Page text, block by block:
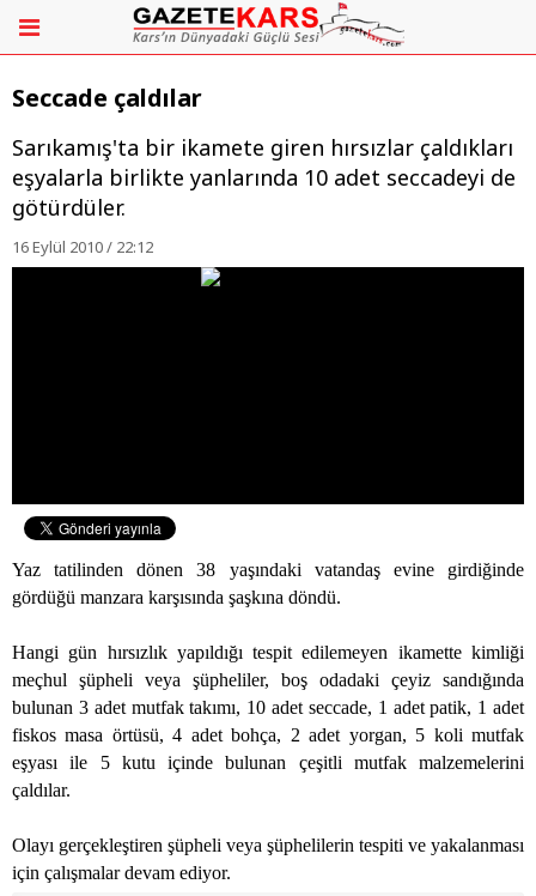
Seccade çaldılar
Sarıkamış'ta bir ikamete giren hırsızlar çaldıkları
eşyalarla birlikte yanlarında 10 adet seccadeyi de
götürdüler.
16 Eylül 2010 / 22:12
Yaz tatilinden dönen 38 yaşındaki vatandaş evine girdiğinde
gördüğü manzara karşısında şaşkına döndü.
Hangi gün hırsızlık yapıldığı tespit edilemeyen ikamette kimliği
meçhul şüpheli veya şüpheliler, boş odadaki çeyiz sandığında
bulunan 3 adet mutfak takımı, 10 adet seccade, 1 adet patik, 1 adet
fiskos masa örtüsü, 4 adet bohça, 2 adet yorgan, 5 koli mutfak
eşyası ile 5 kutu içinde bulunan çeşitli mutfak malzemelerini
çaldılar.
Olayı gerçekleştiren şüpheli veya şüphelilerin tespiti ve yakalanması
için çalışmalar devam ediyor.